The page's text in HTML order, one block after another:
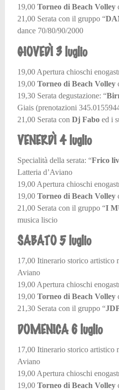
19,00 Torneo di Beach Volley
21,00 Serata con il gruppo “
dance 70/80/90/2000
GIOVEDÌ 3 luglio
19,00 Apertura chioschi
19,00 Torneo di Beach Volley
19,30 Serata degustazione: “
Giais (prenotazioni
21,00 Serata con Dj Fabo ed i
VENERDÌ 4 luglio
Specialità della serata: “Frico
Latteria d’Aviano
19,00 Apertura chioschi
19,00 Torneo di Beach Volley
21,00 Serata con il gruppo “I
musica liscio
SABATO 5 luglio
17,00 Itinerario storico artistico
Aviano
19,00 Apertura chioschi
19,00 Torneo di Beach Volley
21,30 Serata con il gruppo “
DOMENICA 6 luglio
17,00 Itinerario storico artistico
Aviano
19,00 Apertura chioschi
19,00 Torneo di Beach Volley